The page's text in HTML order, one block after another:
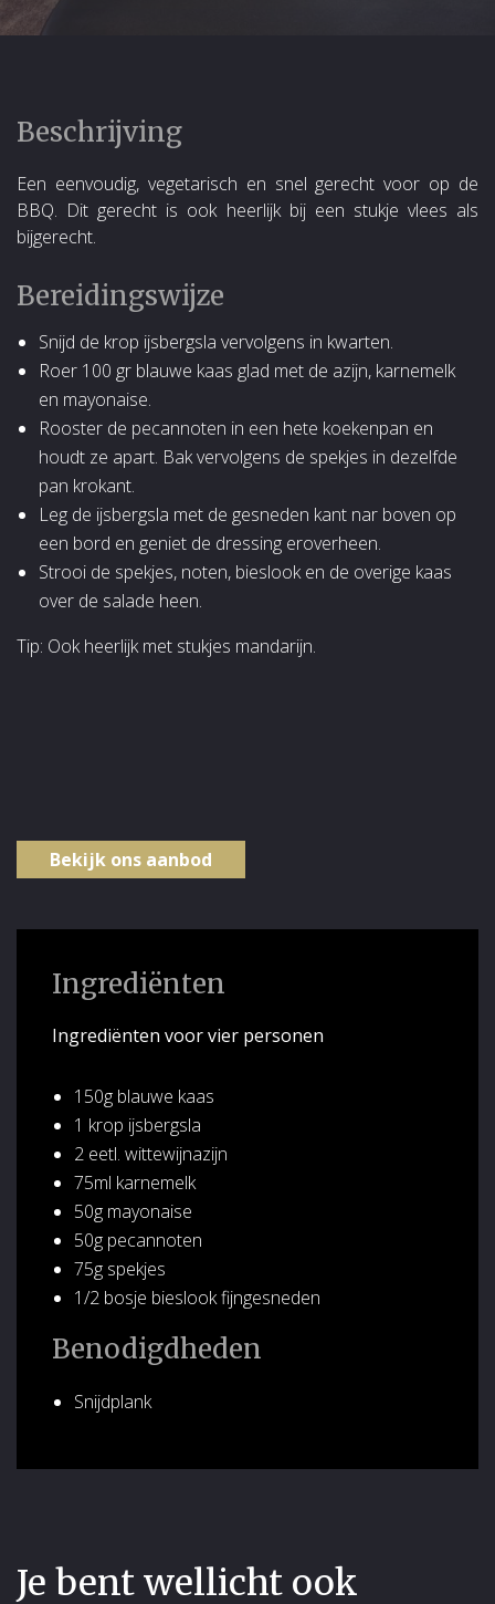
Beschrijving
Een eenvoudig, vegetarisch en snel gerecht voor op de
BBQ. Dit gerecht is ook heerlijk bij een stukje vlees als
bijgerecht.
Bereidingswijze
Snijd de krop ijsbergsla vervolgens in kwarten.
Roer 100 gr blauwe kaas glad met de azijn, karnemelk
en mayonaise.
Rooster de pecannoten in een hete koekenpan en
houdt ze apart. Bak vervolgens de spekjes in dezelfde
pan krokant.
Leg de ijsbergsla met de gesneden kant nar boven op
een bord en geniet de dressing eroverheen.
Strooi de spekjes, noten, bieslook en de overige kaas
over de salade heen.
Tip: Ook heerlijk met stukjes mandarijn.
Bekijk ons aanbod
Ingrediënten
Ingrediënten voor vier personen
150g blauwe kaas
1 krop ijsbergsla
2 eetl. wittewijnazijn
75ml karnemelk
50g mayonaise
50g pecannoten
75g spekjes
1/2 bosje bieslook fijngesneden
Benodigdheden
Snijdplank
Je bent wellicht ook